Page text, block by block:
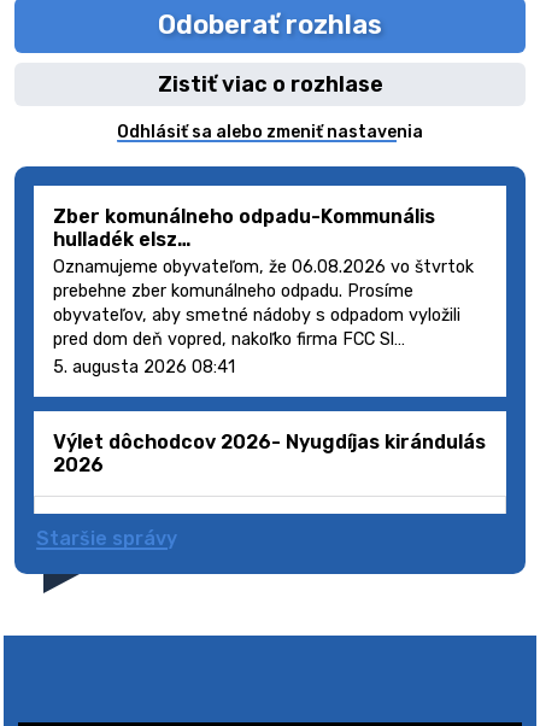
Odoberať rozhlas
Zistiť viac o rozhlase
Odhlásiť sa alebo zmeniť nastavenia
Zber komunálneho odpadu-Kommunális
hulladék elsz…
Oznamujeme obyvateľom, že 06.08.2026 vo štvrtok
prebehne zber komunálneho odpadu. Prosíme
obyvateľov, aby smetné nádoby s odpadom vyložili
pred dom deň vopred, nakoľko firma FCC Sl…
5. augusta 2026 08:41
Výlet dôchodcov 2026- Nyugdíjas kirándulás
2026
Staršie správy